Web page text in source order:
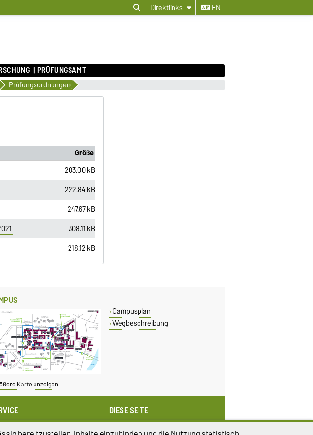
Direktlinks EN
PRÜFUNGSAMT
Prüfungsordnungen
Größe
203.00 kB
222.84 kB
247.67 kB
308.11 kB
218.12 kB
Karte anzeigen
Campusplan
Wegbeschreibung
DIESE SEITE
Vorlesen